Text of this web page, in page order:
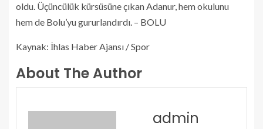
oldu. Üçüncülük kürsüsüne çıkan Adanur, hem okulunu
hem de Bolu’yu gururlandırdı. – BOLU
Kaynak: İhlas Haber Ajansı / Spor
About The Author
admin